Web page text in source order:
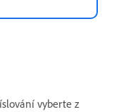
vyberte z